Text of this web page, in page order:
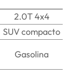
2.0T 4x4
SUV compacto
Gasolina